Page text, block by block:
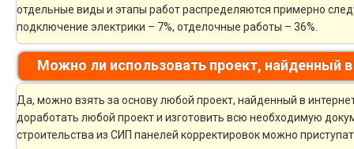
отдельные виды и этапы работ распределяются примерно
подключение электрики – 7%, отделочные работы – 36%.
Можно ли использовать проект, найденный
Да, можно взять за основу любой проект, найденный в
доработать любой проект и изготовить всю необходимую
строительства из СИП панелей корректировок можно